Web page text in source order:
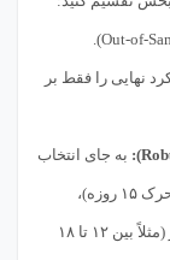
مجموعه آموزش (In-Sample) و مجموعه آزمون (Out-of-Sample).
نهایی را فقط بر
به جای انتخاب
پارامتری که بیشترین سود را می‌دهد (مثلاً میانگین متحرک ۱۵ روزه)،
پارامتری را انتخاب کنید که در یک بازه وسیع از مقادیر (مثلاً بین ۱۲ تا ۱۸